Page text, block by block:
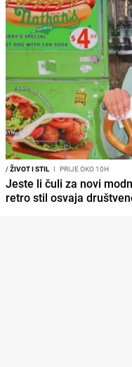
/ŽIVOT I STIL I PRIJE OKO 10H
Jeste li čuli za novi
retro stil osvaja